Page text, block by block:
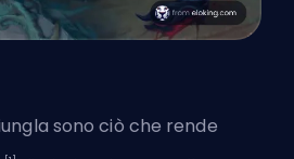
sono ciò che rende